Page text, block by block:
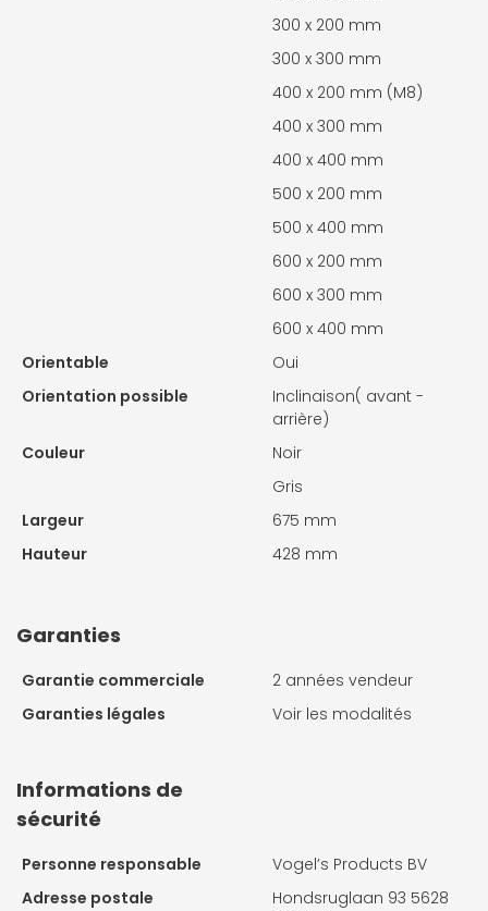
300 x 200 mm
300 x 300 mm
400 x 200 mm (M8)
400 x 300 mm
400 x 400 mm
500 x 200 mm
500 x 400 mm
600 x 200 mm
600 x 300 mm
600 x 400 mm
Orientable
Oui
Orientation possible
Inclinaison( avant -
arrière)
Couleur
Noir
Gris
Largeur
675 mm
Hauteur
428 mm
Garanties
Garantie commerciale
2 années vendeur
Garanties légales
Voir les modalités
Informations de
sécurité
Personne responsable
Vogel’s Products BV
Adresse postale
Hondsruglaan 93 5628